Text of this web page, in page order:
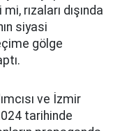
rızaları dışında
siyasi
gölge
ve İzmir
tarihinde